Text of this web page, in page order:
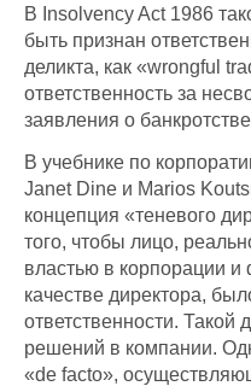
В Insolvency Act 1986
быть признан
деликта, как «wrongful
ответственность за
заявления о
В учебнике по
Janet Dine и Marios
концепция «теневого
того, чтобы лицо,
властью в корпорации
качестве директора,
ответственности. Такой
решений в компании.
«de facto»,